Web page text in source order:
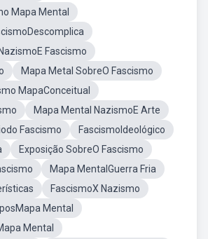
Mapa Mental
Fascismo
Mapa Metal SobreO Fascismo
MapaConceitual
Mapa Mental NazismoE Arte
Fascismo
FascismoIdeológico
Exposição SobreO Fascismo
Mapa MentalGuerra Fria
FascismoX Nazismo
Mental
Mental